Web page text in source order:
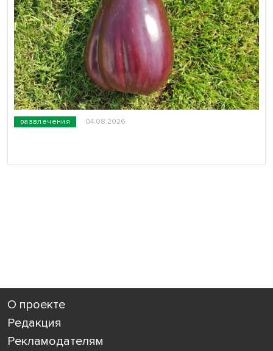
развлечения 04.08.2026
О проекте
Редакция
Рекламодателям